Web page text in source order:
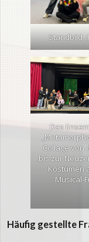
Standbild
Das
Collage von
bis zur
Kostümen
Musical-
Häufig gestellte